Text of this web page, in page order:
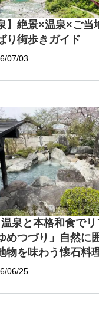
】絶景×温泉×ご当
り街歩きガイド
07/03
泉と本格和食で
めつづり」自然に
物を味わう懐石料
06/25